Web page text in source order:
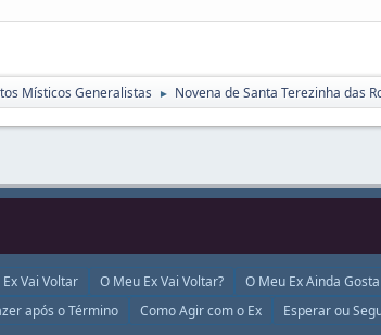
Místicos Generalistas ► Novena de Santa Terezinha das
Vai Voltar O Meu Ex Vai Voltar? O Meu Ex Ainda
após o Término Como Agir com o Ex Esperar ou